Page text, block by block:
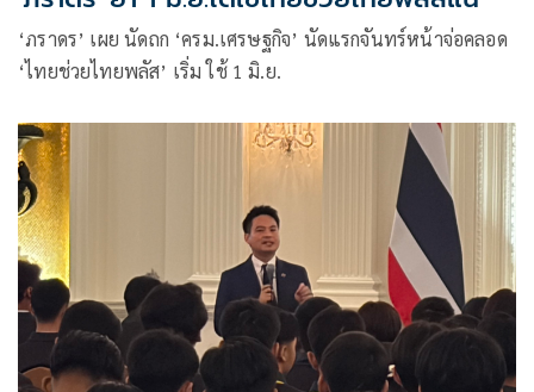
‘ภราดร’ เผย นัดถก ‘ครม.เศรษฐกิจ’ นัดแรกจันทร์หน้าจ่อคลอด
‘ไทยช่วยไทยพลัส’ เริ่ม ใช้ 1 มิ.ย.